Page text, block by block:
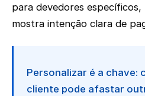
para devedores
mostra intenção clara de
Personalizar é a chave:
cliente pode afastar